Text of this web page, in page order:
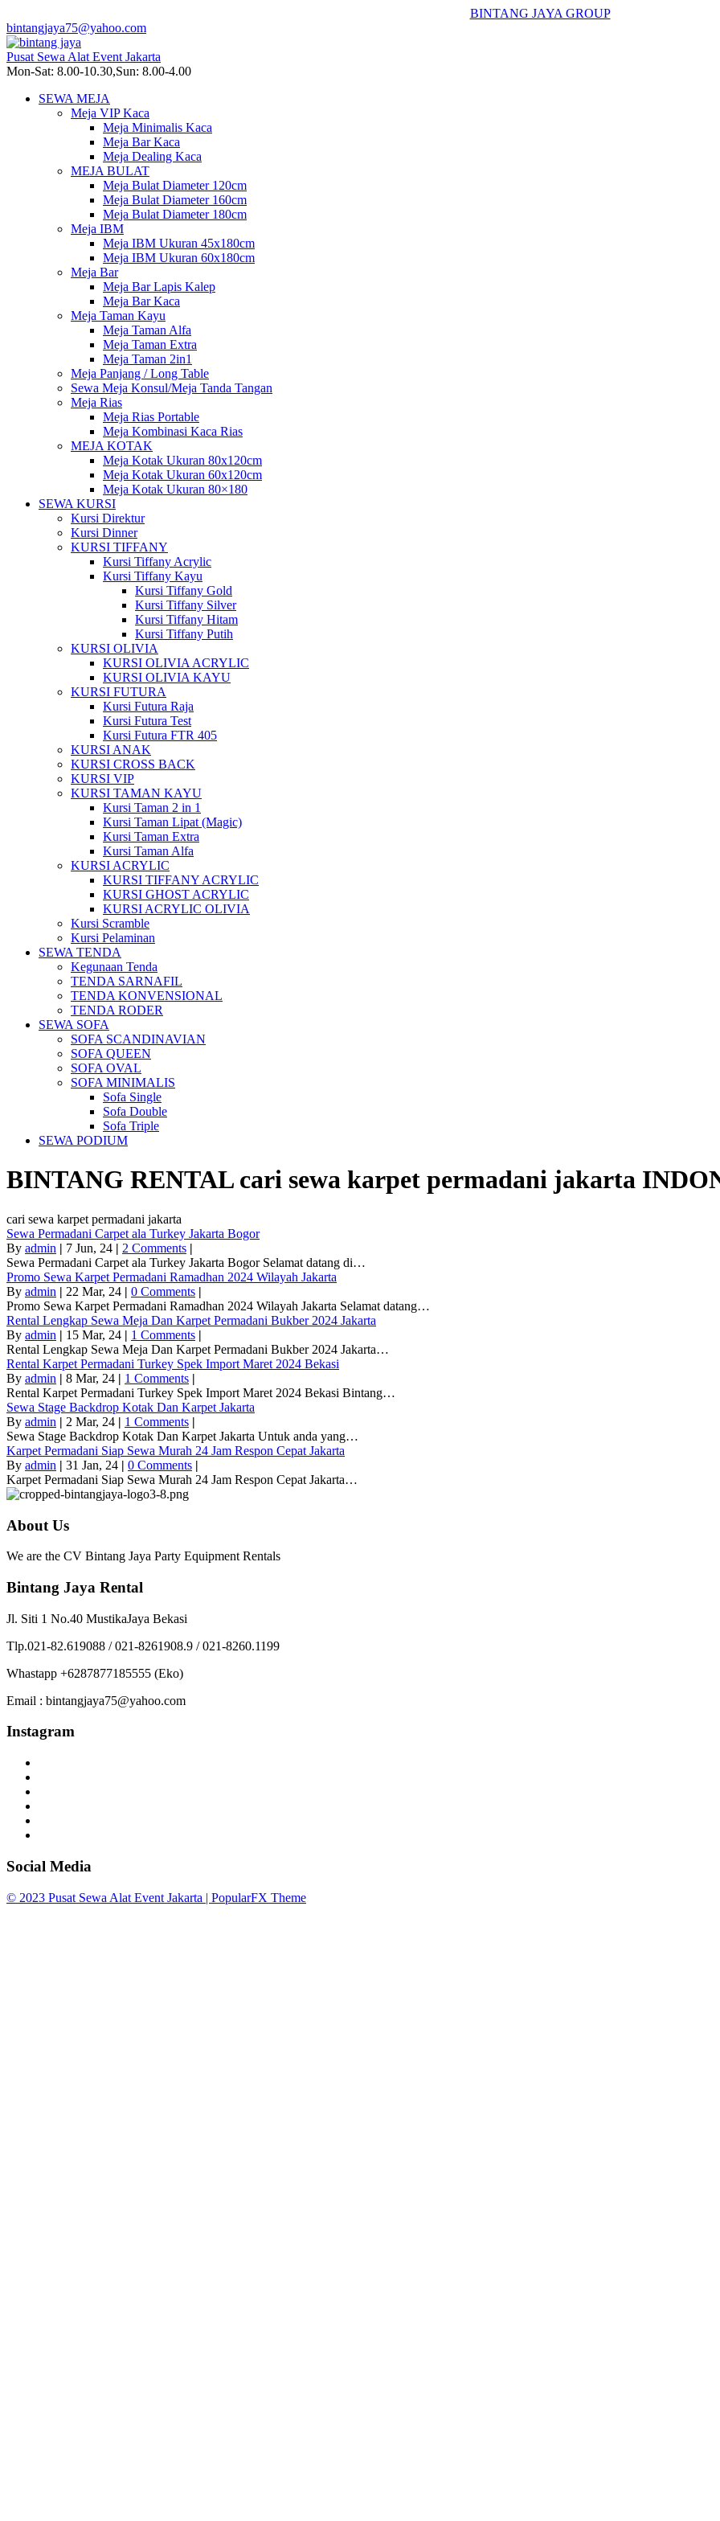
BINTANG JAYA GROUP
bintangjaya75@yahoo.com
Pusat Sewa Alat Event Jakarta
Mon-Sat: 8.00-10.30,Sun: 8.00-4.00
SEWA MEJA
Meja VIP Kaca
Meja Minimalis Kaca
Meja Bar Kaca
Meja Dealing Kaca
MEJA BULAT
Meja Bulat Diameter 120cm
Meja Bulat Diameter 160cm
Meja Bulat Diameter 180cm
Meja IBM
Meja IBM Ukuran 45x180cm
Meja IBM Ukuran 60x180cm
Meja Bar
Meja Bar Lapis Kalep
Meja Bar Kaca
Meja Taman Kayu
Meja Taman Alfa
Meja Taman Extra
Meja Taman 2in1
Meja Panjang / Long Table
Sewa Meja Konsul/Meja Tanda Tangan
Meja Rias
Meja Rias Portable
Meja Kombinasi Kaca Rias
MEJA KOTAK
Meja Kotak Ukuran 80x120cm
Meja Kotak Ukuran 60x120cm
Meja Kotak Ukuran 80×180
SEWA KURSI
Kursi Direktur
Kursi Dinner
KURSI TIFFANY
Kursi Tiffany Acrylic
Kursi Tiffany Kayu
Kursi Tiffany Gold
Kursi Tiffany Silver
Kursi Tiffany Hitam
Kursi Tiffany Putih
KURSI OLIVIA
KURSI OLIVIA ACRYLIC
KURSI OLIVIA KAYU
KURSI FUTURA
Kursi Futura Raja
Kursi Futura Test
Kursi Futura FTR 405
KURSI ANAK
KURSI CROSS BACK
KURSI VIP
KURSI TAMAN KAYU
Kursi Taman 2 in 1
Kursi Taman Lipat (Magic)
Kursi Taman Extra
Kursi Taman Alfa
KURSI ACRYLIC
KURSI TIFFANY ACRYLIC
KURSI GHOST ACRYLIC
KURSI ACRYLIC OLIVIA
Kursi Scramble
Kursi Pelaminan
SEWA TENDA
Kegunaan Tenda
TENDA SARNAFIL
TENDA KONVENSIONAL
TENDA RODER
SEWA SOFA
SOFA SCANDINAVIAN
SOFA QUEEN
SOFA OVAL
SOFA MINIMALIS
Sofa Single
Sofa Double
Sofa Triple
SEWA PODIUM
BINTANG RENTAL cari sewa karpet permadani jakarta
cari sewa karpet permadani jakarta
Sewa Permadani Carpet ala Turkey Jakarta Bogor
By admin | 7 Jun, 24 | 2 Comments |
Sewa Permadani Carpet ala Turkey Jakarta Bogor Selamat datang di…
Promo Sewa Karpet Permadani Ramadhan 2024 Wilayah Jakarta
By admin | 22 Mar, 24 | 0 Comments |
Promo Sewa Karpet Permadani Ramadhan 2024 Wilayah Jakarta Selamat datang…
Rental Lengkap Sewa Meja Dan Karpet Permadani Bukber 2024 Jakarta
By admin | 15 Mar, 24 | 1 Comments |
Rental Lengkap Sewa Meja Dan Karpet Permadani Bukber 2024 Jakarta…
Rental Karpet Permadani Turkey Spek Import Maret 2024 Bekasi
By admin | 8 Mar, 24 | 1 Comments |
Rental Karpet Permadani Turkey Spek Import Maret 2024 Bekasi Bintang…
Sewa Stage Backdrop Kotak Dan Karpet Jakarta
By admin | 2 Mar, 24 | 1 Comments |
Sewa Stage Backdrop Kotak Dan Karpet Jakarta Untuk anda yang…
Karpet Permadani Siap Sewa Murah 24 Jam Respon Cepat Jakarta
By admin | 31 Jan, 24 | 0 Comments |
Karpet Permadani Siap Sewa Murah 24 Jam Respon Cepat Jakarta…
About Us
We are the CV Bintang Jaya Party Equipment Rentals
Bintang Jaya Rental
Jl. Siti 1 No.40 MustikaJaya Bekasi
Tlp.021-82.619088 / 021-8261908.9 / 021-8260.1199
Whastapp +6287877185555 (Eko)
Email : bintangjaya75@yahoo.com
Instagram
Social Media
© 2023 Pusat Sewa Alat Event Jakarta | PopularFX Theme